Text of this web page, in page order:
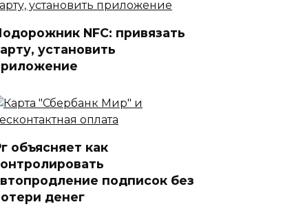
NFC: привязать
установить
объясняет как
подписок без
денег